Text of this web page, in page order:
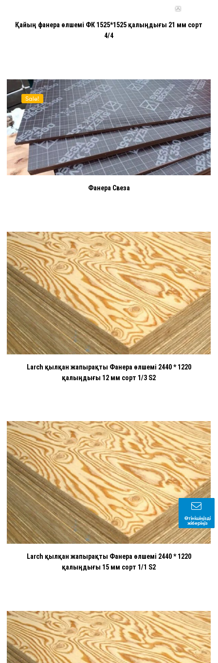
Өтінішіңізді
жіберіңіз
Қайың фанера өлшемі ФК 1525*1525 қалыңдығы 21 мм сорт
4/4
Sale!
Фанера Свеза
Larch қылқан жапырақты Фанера өлшемі 2440 * 1220
қалыңдығы 12 мм сорт 1/3 S2
Larch қылқан жапырақты Фанера өлшемі 2440 * 1220
қалыңдығы 15 мм сорт 1/1 S2